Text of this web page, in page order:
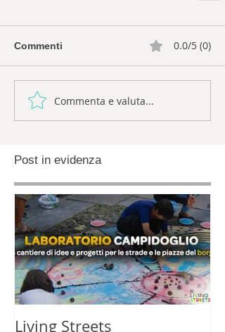
Commenti 0.0/5 (0)
Commenta e valuta...
Post in evidenza
Living Streets